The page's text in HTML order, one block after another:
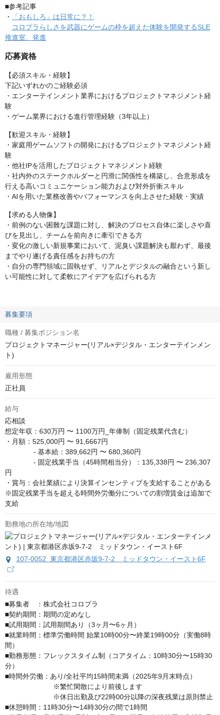
■参考記事
・
「おもしろ」は日常に？！
コロプラらしさを武器にゲームの枠を超えた体験を開発するSLE
推進室、発進
応募資格
【必須スキル・経験】
下記いずれかのご経験必須
・エンターテインメント業界におけるプロジェクトマネジメント経
験
・ゲーム業界における進行管理経験（3年以上）
【歓迎スキル・経験】
・家庭用ゲームソフトの開発におけるプロジェクトマネジメント経
験
・他社IPを活用したプロジェクトマネジメント経験
・社内外のステークホルダーと円滑に関係性を構築し、合意形成を
行える高いコミュニケーション能力および対外折衝スキル
・AIを用いた業務改善やパフォーマンスを向上させた経験・実績
【求める人物像】
・前例のない困難な課題に対し、解決のプロセス自体に楽しさや喜
びを見出し、チームを前向きに牽引できる方
・変化の激しい新規事業において、泥臭い課題解決も厭わず、最後
までやり遂げる責任感をお持ちの方
・自分の専門領域に固執せず、リアルとデジタルの融合という新し
い可能性に対して柔軟にアイデアを広げられる方
募集要項
職種 / 募集ポジション名
プロジェクトマネージャー(リアル×デジタル・エンターテインメン
ト)
雇用形態
正社員
給与
応相談
想定年収：630万円 〜 1100万円_年俸制（固定残業代含む）
・月額：525,000円 〜 91,6667円
- 基本給：389,662円 〜 680,360円
- 固定残業手当（45時間相当分）：135,338円 〜 236,307
円
・賞与：会社業績により決算インセンティブを支給することがある
※固定残業手当を超える時間外労働分についての割増賃金は追加で
支給
勤務地の所在地/地図
107-0052 東京都港区赤坂9-7-2 ミッドタウン・イースト6F
待遇
■募集者　：株式会社コロプラ
■契約期間：期間の定めなし
■試用期間：試用期間あり（3ヶ月〜6ヶ月）
■就業時間：標準労働時間 始業10時00分〜終業19時00分（実働8時
間）
■勤務形態：フレックスタイム制（コアタイム：10時30分〜15時30
分）
■時間外労働：あり/全社平均15時間未満（2025年9月末時点）
※繁忙閑散により前後します
※休日出勤及び22時00分以降の深夜残業は原則禁止
■休憩時間：11時30分〜14時30分の間で1時間